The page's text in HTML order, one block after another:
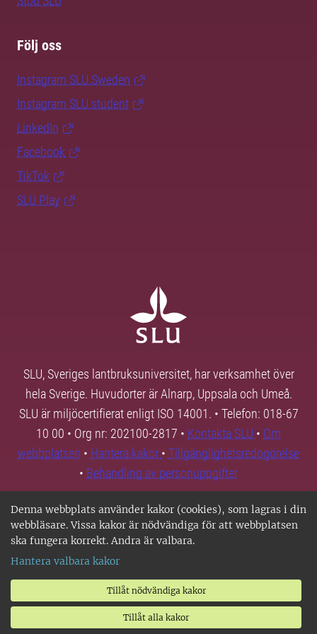
Denna webbplats använder kakor (cookies), som lagras i din
webbläsare. Vissa kakor är nödvändiga för att webbplatsen
ska fungera korrekt. Andra är valbara.
Hantera valbara kakor
Tillåt nödvändiga kakor
Tillåt alla kakor
Följ oss
Instagram SLU.Sweden
Instagram SLU.student
LinkedIn
Facebook
TikTok
SLU Play
SLU, Sveriges lantbruksuniversitet, har verksamhet över
hela Sverige. Huvudorter är Alnarp, Uppsala och Umeå.
SLU är miljöcertifierat enligt ISO 14001. • Telefon: 018-67
10 00 • Org nr: 202100-2817 • Kontakta SLU • Om
webbplatsen • Hantera kakor • Tillgänglighetsredogörelse
• Behandling av personuppgifter